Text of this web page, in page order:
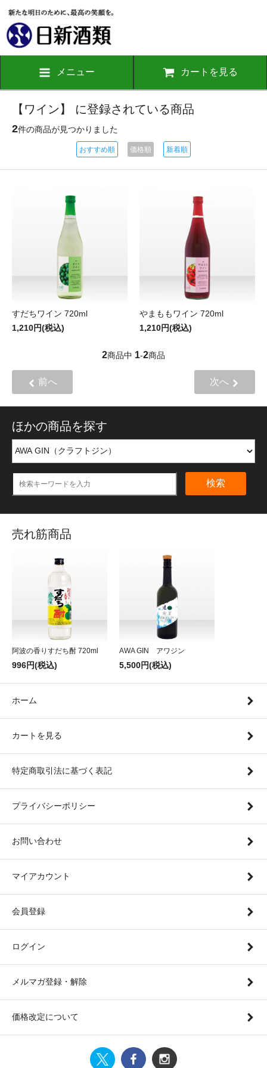
メニュー カートを見る
【ワイン】 に登録されている商品
2件の商品が見つかりました
おすすめ順 価格順 新着順
すだちワイン 720ml
1,210円(税込)
やまももワイン 720ml
1,210円(税込)
2商品中 1-2商品
前へ 次へ
ほかの商品を探す
検索
売れ筋商品
阿波の香りすだち酎 720ml
996円(税込)
AWA GIN アワジン
5,500円(税込)
ホーム
カートを見る
特定商取引法に基づく表記
プライバシーポリシー
お問い合わせ
マイアカウント
会員登録
ログイン
メルマガ登録・解除
価格改定について